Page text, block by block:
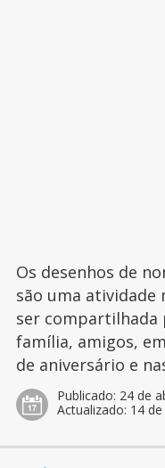
Os desenhos de
são uma
ser compartilhada
família, amigos,
de aniversário e
Publicado: 24 de
Actualizado: 14